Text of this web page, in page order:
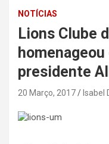
NOTÍCIAS
Lions Clube
presidente
20 Março, 2017 Isabel